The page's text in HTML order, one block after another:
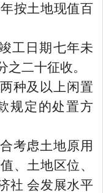
按土地现值百
工日期七年未
二十征收。
种及以上闲置
规定的处置方
考虑土地原用
、土地区位、
社 会发展水平